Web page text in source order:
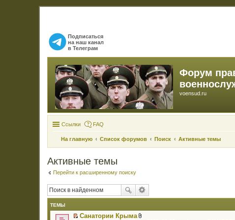
Подписаться
на наш канал
в Телеграм
Форум
voensud.ru
Ссылки FAQ
На главную Список форумов Поиск Активные темы
Активные темы
Перейти к расширенному поиску
ТЕМЫ
Санатории Крыма